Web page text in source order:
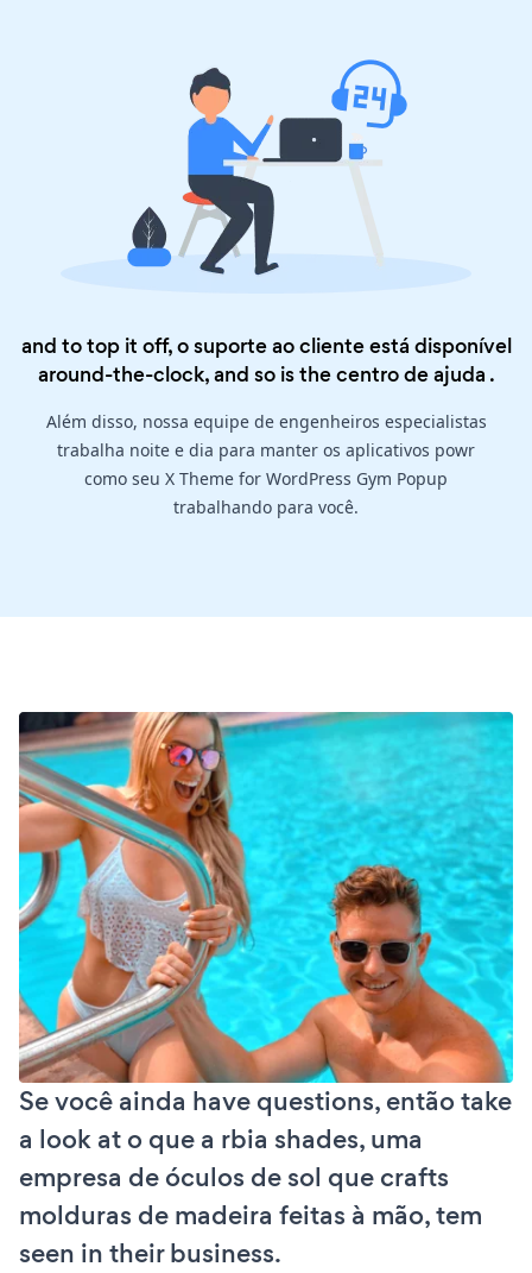
and to top it off, o suporte ao cliente está disponível
around-the-clock, and so is thecentro de ajuda .
Além disso, nossa equipe de engenheiros especialistas
trabalha noite e dia para manter os aplicativos powr
como seu X Theme for WordPress Gym Popup
trabalhando para você.
Se você ainda have questions, então take
a look at o que a rbia shades, uma
empresa de óculos de sol que crafts
molduras de madeira feitas à mão, tem
seen in their business.